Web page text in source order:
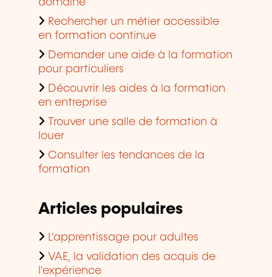
domaine
Rechercher un métier accessible
en formation continue
Demander une aide à la formation
pour particuliers
Découvrir les aides à la formation
en entreprise
Trouver une salle de formation à
louer
Consulter les tendances de la
formation
Articles populaires
L'apprentissage pour adultes
VAE, la validation des acquis de
l'expérience